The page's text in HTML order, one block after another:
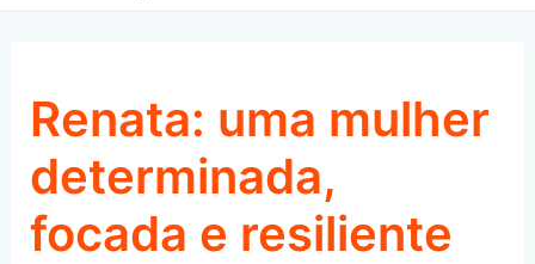
Renata: uma mulher
determinada,
focada e resiliente